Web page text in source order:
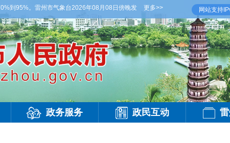
。雷州市气象台2026年08月08日傍晚发布【雷州晚间天气】今晚到明天白天，
更多>> 网站支持
政务服务 政民互动